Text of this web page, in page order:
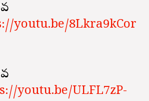
youtu.be/8Lkra9kCor
youtu.be/ULFL7zP-